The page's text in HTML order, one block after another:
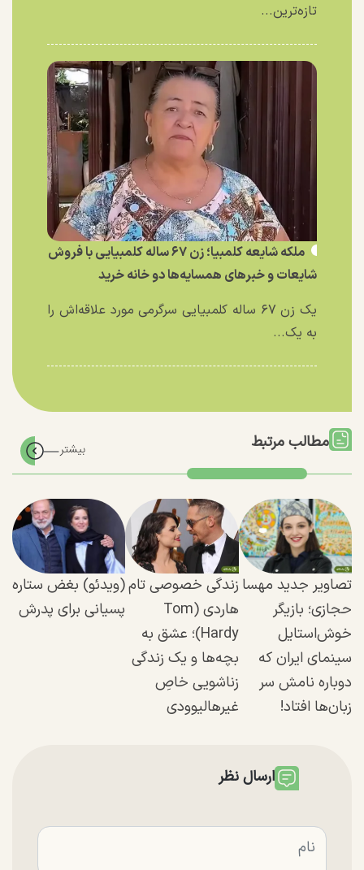
تازه‌ترین...
ملکه شایعه کلمبیا؛ زن ۶۷ ساله کلمبیایی با فروش
شایعات و خبر‌های همسایه‌ها دو خانه خرید
یک زن ۶۷ ساله کلمبیایی سرگرمی مورد علاقه‌اش را
به یک...
مطالب مرتبط
تصاویر جدید مهسا
حجازی؛ بازیگر
خوش‌استایل
سینمای ایران که
دوباره نامش سر
زبان‌ها افتاد!
زندگی خصوصی تام
هاردی (Tom
Hardy)؛ عشق به
بچه‌ها و یک زندگی
زناشویی خاصِ
غیرهالیوودی
(ویدئو) بغض ستاره
پسیانی برای پدرش
ارسال نظر